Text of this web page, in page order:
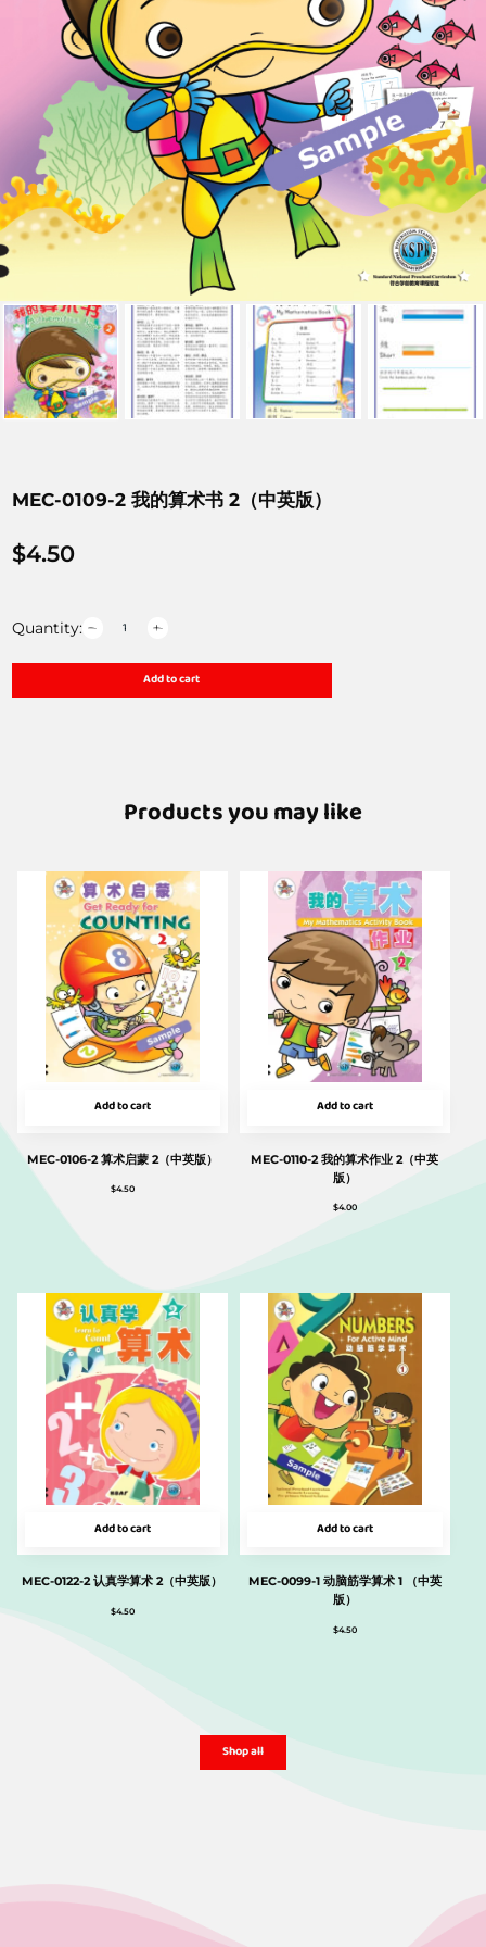
MEC-0109-2 我的算术书 2（中英版）
$4.50
Quantity:
Add to cart
Products you may like
Add to cart
MEC-0106-2 算术启蒙 2（中英版）
$4.50
Add to cart
MEC-0110-2 我的算术作业 2（中英
版）
$4.00
Add to cart
MEC-0122-2 认真学算术 2（中英版）
$4.50
Add to cart
MEC-0099-1 动脑筋学算术 1 （中英
版）
$4.50
Shop all